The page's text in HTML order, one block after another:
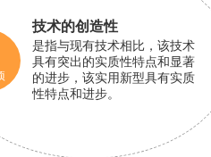
技术的创造性
是指与现有技术相比，该技术
具有突出的实质性特点和显著
的进步，该实用新型具有实质
性特点和进步。